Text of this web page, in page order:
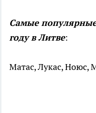
Самые
году в Литве:
Матас, Лукас, Ноюс,